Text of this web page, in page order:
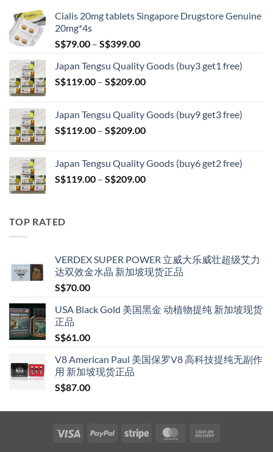
Cialis 20mg tablets Singapore Drugstore Genuine
20mg*4s
S$79.00 – S$399.00Price
S$79.00
through
Japan Tengsu Quality Goods (buy3 get1 free)
S$119.00 – S$209.00Price
through
S$209.00
Japan Tengsu Quality Goods (buy9 get3 free)
S$119.00 – S$209.00Price
through
S$209.00
Japan Tengsu Quality Goods (buy6 get2 free)
S$119.00 – S$209.00Price
TOP RATED
VERDEX SUPER POWER 立威大乐威壮超级艾力
达双效金水晶 新加坡现货正品
S$70.00
USA Black Gold 美国黑金 动植物提纯 新加坡现货
正品
S$61.00
V8 American Paul 美国保罗V8 高科技提纯无副作
用 新加坡现货正品
S$87.00
Visa PayPal Stripe MasterCard